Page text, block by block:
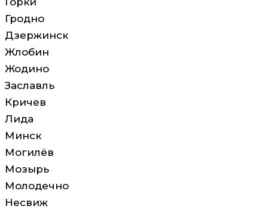
Гродно
Дзержинск
Жлобин
Жодино
Заславль
Кричев
Лида
Минск
Могилёв
Мозырь
Молодечно
Несвиж